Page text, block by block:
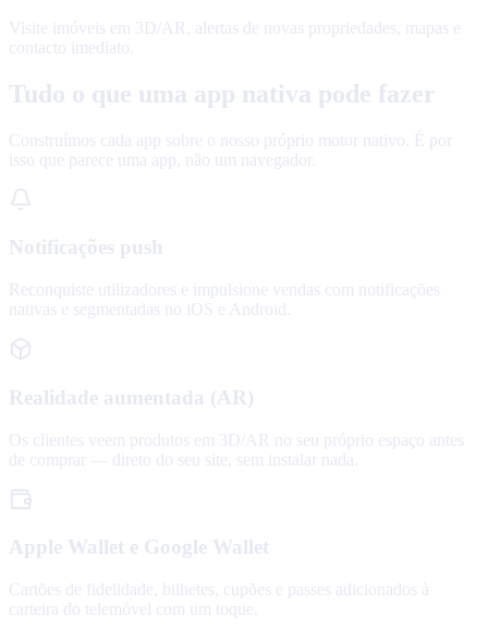
Visite imóveis em 3D/AR, alertas de novas propriedades, mapas e
contacto imediato.
Tudo o que uma app nativa pode fazer
Construímos cada app sobre o nosso próprio motor nativo. É por
isso que parece uma app, não um navegador.
Notificações push
Reconquiste utilizadores e impulsione vendas com notificações
nativas e segmentadas no iOS e Android.
Realidade aumentada (AR)
Os clientes veem produtos em 3D/AR no seu próprio espaço antes
de comprar — direto do seu site, sem instalar nada.
Apple Wallet e Google Wallet
Cartões de fidelidade, bilhetes, cupões e passes adicionados à
carteira do telemóvel com um toque.